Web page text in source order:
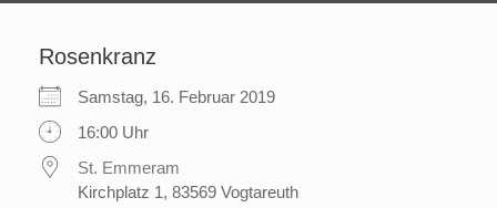
Rosenkranz
Samstag, 16. Februar 2019
16:00 Uhr
St. Emmeram
Kirchplatz 1, 83569 Vogtareuth